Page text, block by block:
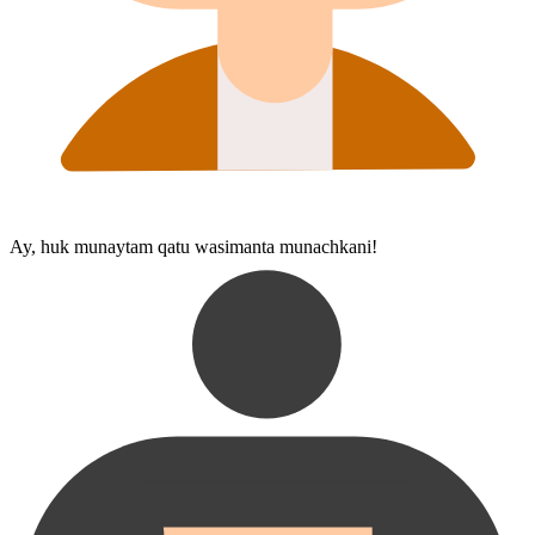
Ay, huk munaytam qatu wasi⁠manta munachkani!